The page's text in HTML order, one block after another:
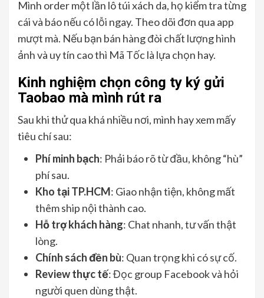
Mình order một lần lô túi xách da, họ kiểm tra từng
cái và báo nếu có lỗi ngay. Theo dõi đơn qua app
mượt mà. Nếu bạn bán hàng đòi chất lượng hình
ảnh và uy tín cao thì Mã Tốc là lựa chọn hay.
Kinh nghiệm chọn công ty ký gửi
Taobao mà mình rút ra
Sau khi thử qua khá nhiều nơi, mình hay xem mấy
tiêu chí sau:
Phí minh bạch: Phải báo rõ từ đầu, không “hù”
phí sau.
Kho tại TP.HCM: Giao nhận tiện, không mất
thêm ship nội thành cao.
Hỗ trợ khách hàng: Chat nhanh, tư vấn thật
lòng.
Chính sách đền bù: Quan trọng khi có sự cố.
Review thực tế: Đọc group Facebook và hỏi
người quen dùng thật.